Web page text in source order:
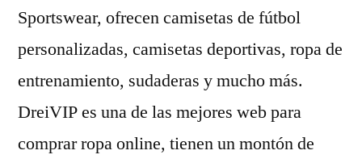
Sportswear, ofrecen camisetas de fútbol
personalizadas, camisetas deportivas, ropa de
entrenamiento, sudaderas y mucho más.
DreiVIP es una de las mejores web para
comprar ropa online, tienen un montón de